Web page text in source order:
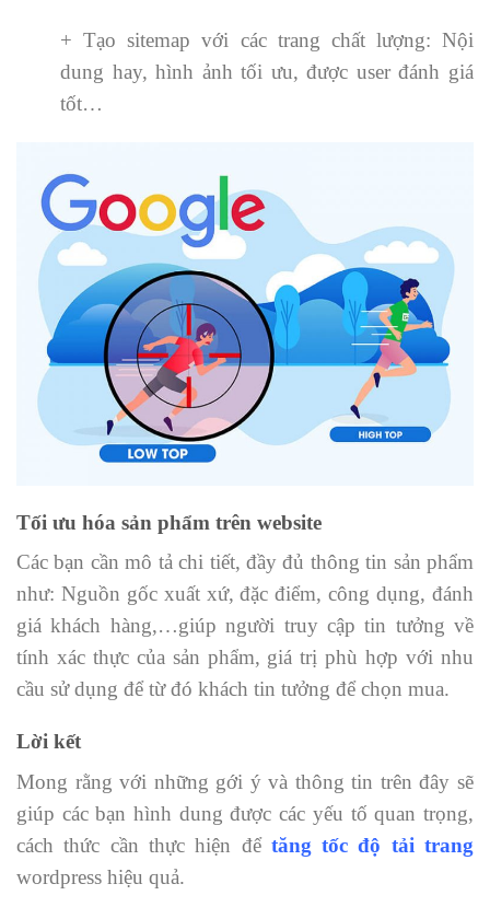
+ Tạo sitemap với các trang chất lượng: Nội
dung hay, hình ảnh tối ưu, được user đánh giá
tốt…
Tối ưu hóa sản phẩm trên website
Các bạn cần mô tả chi tiết, đầy đủ thông tin sản phẩm
như: Nguồn gốc xuất xứ, đặc điểm, công dụng, đánh
giá khách hàng,…giúp người truy cập tin tưởng về
tính xác thực của sản phẩm, giá trị phù hợp với nhu
cầu sử dụng để từ đó khách tin tưởng để chọn mua.
Lời kết
Mong rằng với những gới ý và thông tin trên đây sẽ
giúp các bạn hình dung được các yếu tố quan trọng,
cách thức cần thực hiện để tăng tốc độ tải trang
wordpress hiệu quả.